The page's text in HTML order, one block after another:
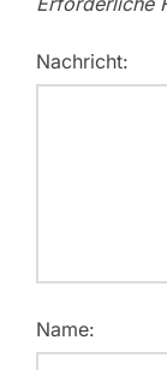
Nachricht:
Name: